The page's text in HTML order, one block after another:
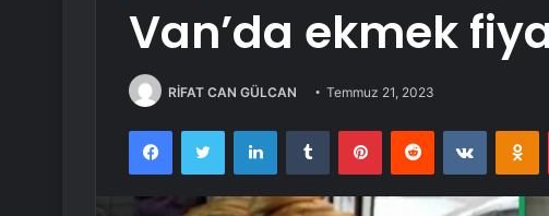
Van’da ekmek
RİFAT CAN GÜLCAN Temmuz 21, 2023
FacebookTwitter LinkedInTumblr PinterestReddit